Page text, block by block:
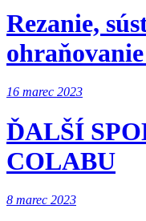
Rezanie,
16 marec 2023
ĎALŠÍ
COLABU
8 marec 2023